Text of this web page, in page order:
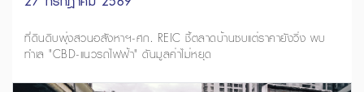
ที่ดินดิบพุ่งสวนอสังหาฯ-ศก. REIC ชี้ตลาดบ้านซบแต่ราคายังวิ่ง พบ
ทำเล "CBD-แนวรถไฟฟ้า" ดันมูลค่าไม่หยุด